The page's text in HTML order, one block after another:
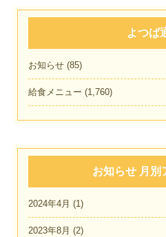
よつば
お知らせ (85)
給食メニュー (1,760)
お知らせ 月別
2024年4月 (1)
2023年8月 (2)